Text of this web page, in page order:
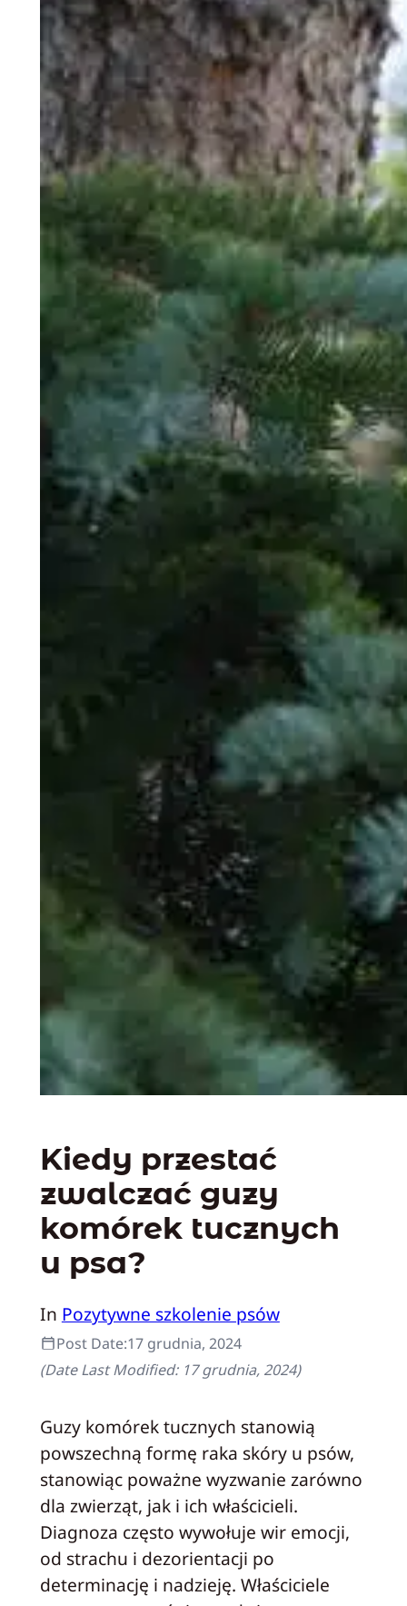
Kiedy przestać
zwalczać guzy
komórek tucznych
u psa?
In Pozytywne szkolenie psów
Post Date:17 grudnia, 2024
(Date Last Modified: 17 grudnia, 2024)
Guzy komórek tucznych stanowią
powszechną formę raka skóry u psów,
stanowiąc poważne wyzwanie zarówno
dla zwierząt, jak i ich właścicieli.
Diagnoza często wywołuje wir emocji,
od strachu i dezorientacji po
determinację i nadzieję. Właściciele